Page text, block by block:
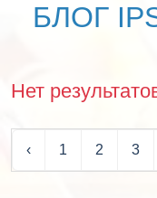
БЛОГ
Нет
‹ 1 2 3